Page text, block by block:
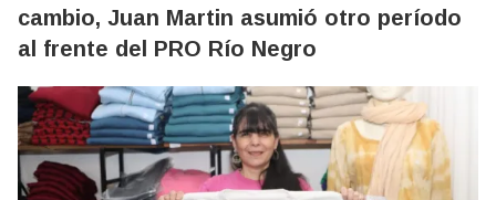
cambio, Juan Martin asumió otro período
al frente del PRO Río Negro